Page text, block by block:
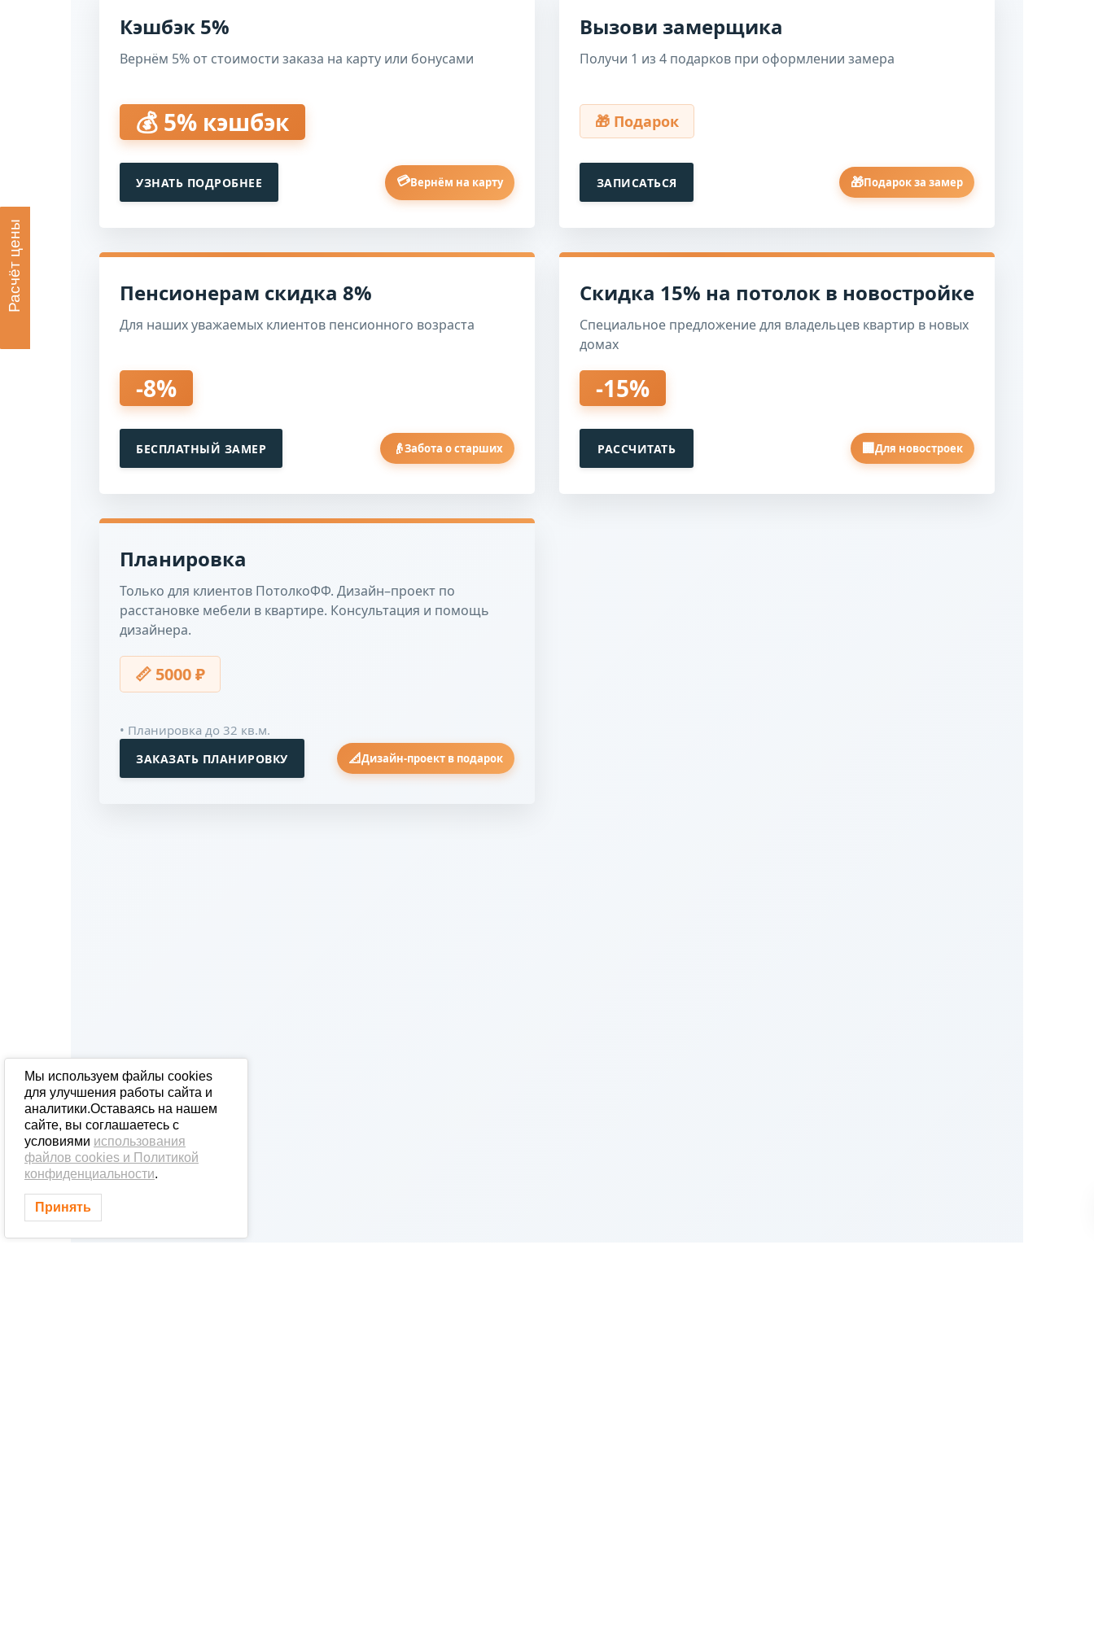
Кэшбэк 5%
Вернём 5% от стоимости заказа на карту или бонусами
💰 5% кэшбэк
УЗНАТЬ ПОДРОБНЕЕ 💳Вернём на карту
Вызови замерщика
Получи 1 из 4 подарков при оформлении замера
🎁 Подарок
ЗАПИСАТЬСЯ 🎁Подарок за замер
Пенсионерам скидка 8%
Для наших уважаемых клиентов пенсионного возраста
-8%
БЕСПЛАТНЫЙ ЗАМЕР 👴Забота о старших
Скидка 15% на потолок в новостройке
Специальное предложение для владельцев квартир в новых
домах
-15%
РАССЧИТАТЬ 🏢Для новостроек
Планировка
Только для клиентов ПотолкоФФ. Дизайн–проект по
расстановке мебели в квартире. Консультация и помощь
дизайнера.
📏 5000 ₽
• Планировка до 32 кв.м.
ЗАКАЗАТЬ ПЛАНИРОВКУ 📐Дизайн-проект в подарок
Мы используем файлы cookies
для улучшения работы сайта и
аналитики.Оставаясь на нашем
сайте, вы соглашаетесь с
условиями использования
файлов cookies и Политикой
конфиденциальности.
Принять
Расчёт цены